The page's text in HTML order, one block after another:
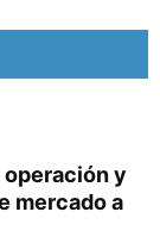
operación y
mercado a